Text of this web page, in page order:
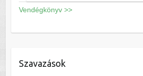
Vendégkönyv >>
Szavazások